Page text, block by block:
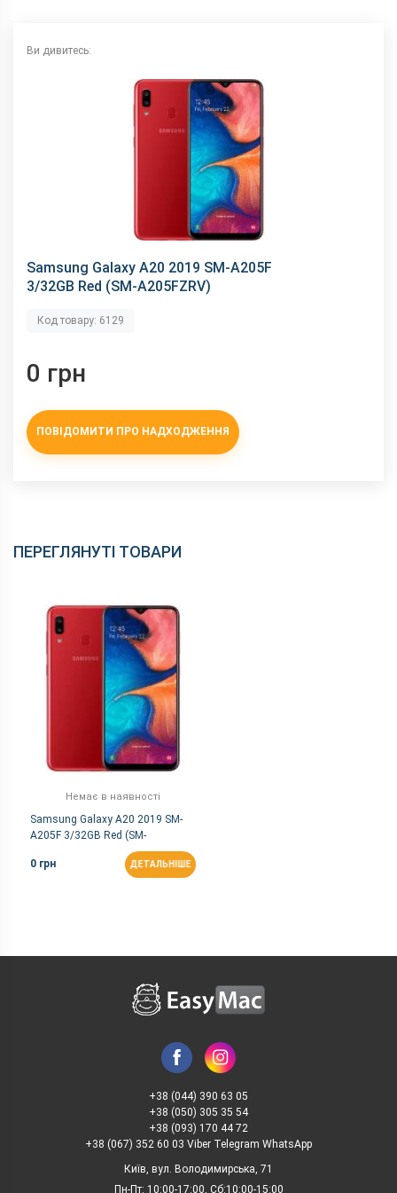
Аудіороз'єм
Характеристики та комплектацію товару виробник може
змінити без повідомлення.
Ви дивитесь:
Samsung Galaxy A20 2019 SM-A205F
3/32GB Red (SM-A205FZRV)
Код товару: 6129
0 грн
ПОВІДОМИТИ ПРО НАДХОДЖЕННЯ
ПЕРЕГЛЯНУТІ ТОВАРИ
Немає в наявності
Samsung Galaxy A20 2019 SM-
A205F 3/32GB Red (SM-
0 грн
ДЕТАЛЬНІШЕ
+38 (044) 390 63 05
+38 (050) 305 35 54
+38 (093) 170 44 72
+38 (067) 352 60 03 Viber Telegram WhatsApp
Київ, вул. Володимирська, 71
Пн-Пт: 10:00-17:00, Сб:10:00-15:00